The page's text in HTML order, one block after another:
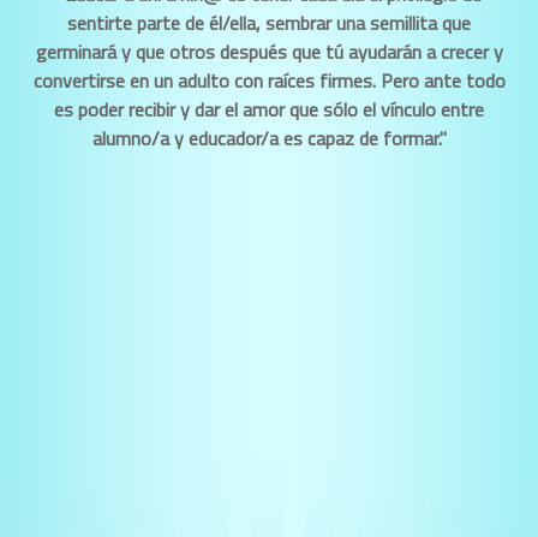
sentirte parte de él/ella, sembrar una semillita que
germinará y que otros después que tú ayudarán a crecer y
convertirse en un adulto con raíces firmes. Pero ante todo
es poder recibir y dar el amor que sólo el vínculo entre
alumno/a y educador/a es capaz de formar."